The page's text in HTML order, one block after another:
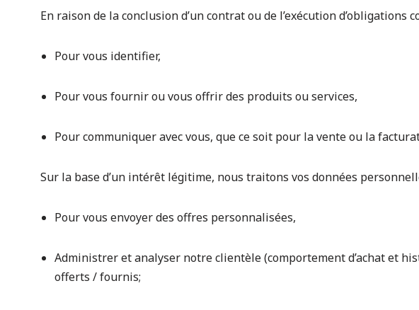
En raison de la conclusion d’un contrat ou de l’exécution
Pour vous identifier,
Pour vous fournir ou vous offrir des produits ou services,
Pour communiquer avec vous, que ce soit pour la vente ou la
Sur la base d’un intérêt légitime, nous traitons vos données
Pour vous envoyer des offres personnalisées,
Administrer et analyser notre clientèle (comportement d’achat et
offerts / fournis;